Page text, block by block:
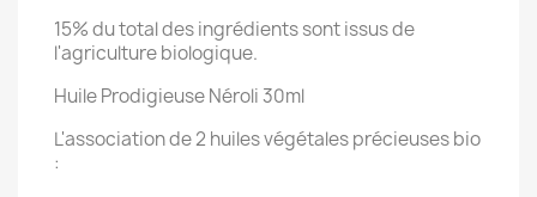
15% du total des ingrédients sont issus de
l'agriculture biologique.
Huile Prodigieuse Néroli 30ml
L'association de 2 huiles végétales précieuses bio
: